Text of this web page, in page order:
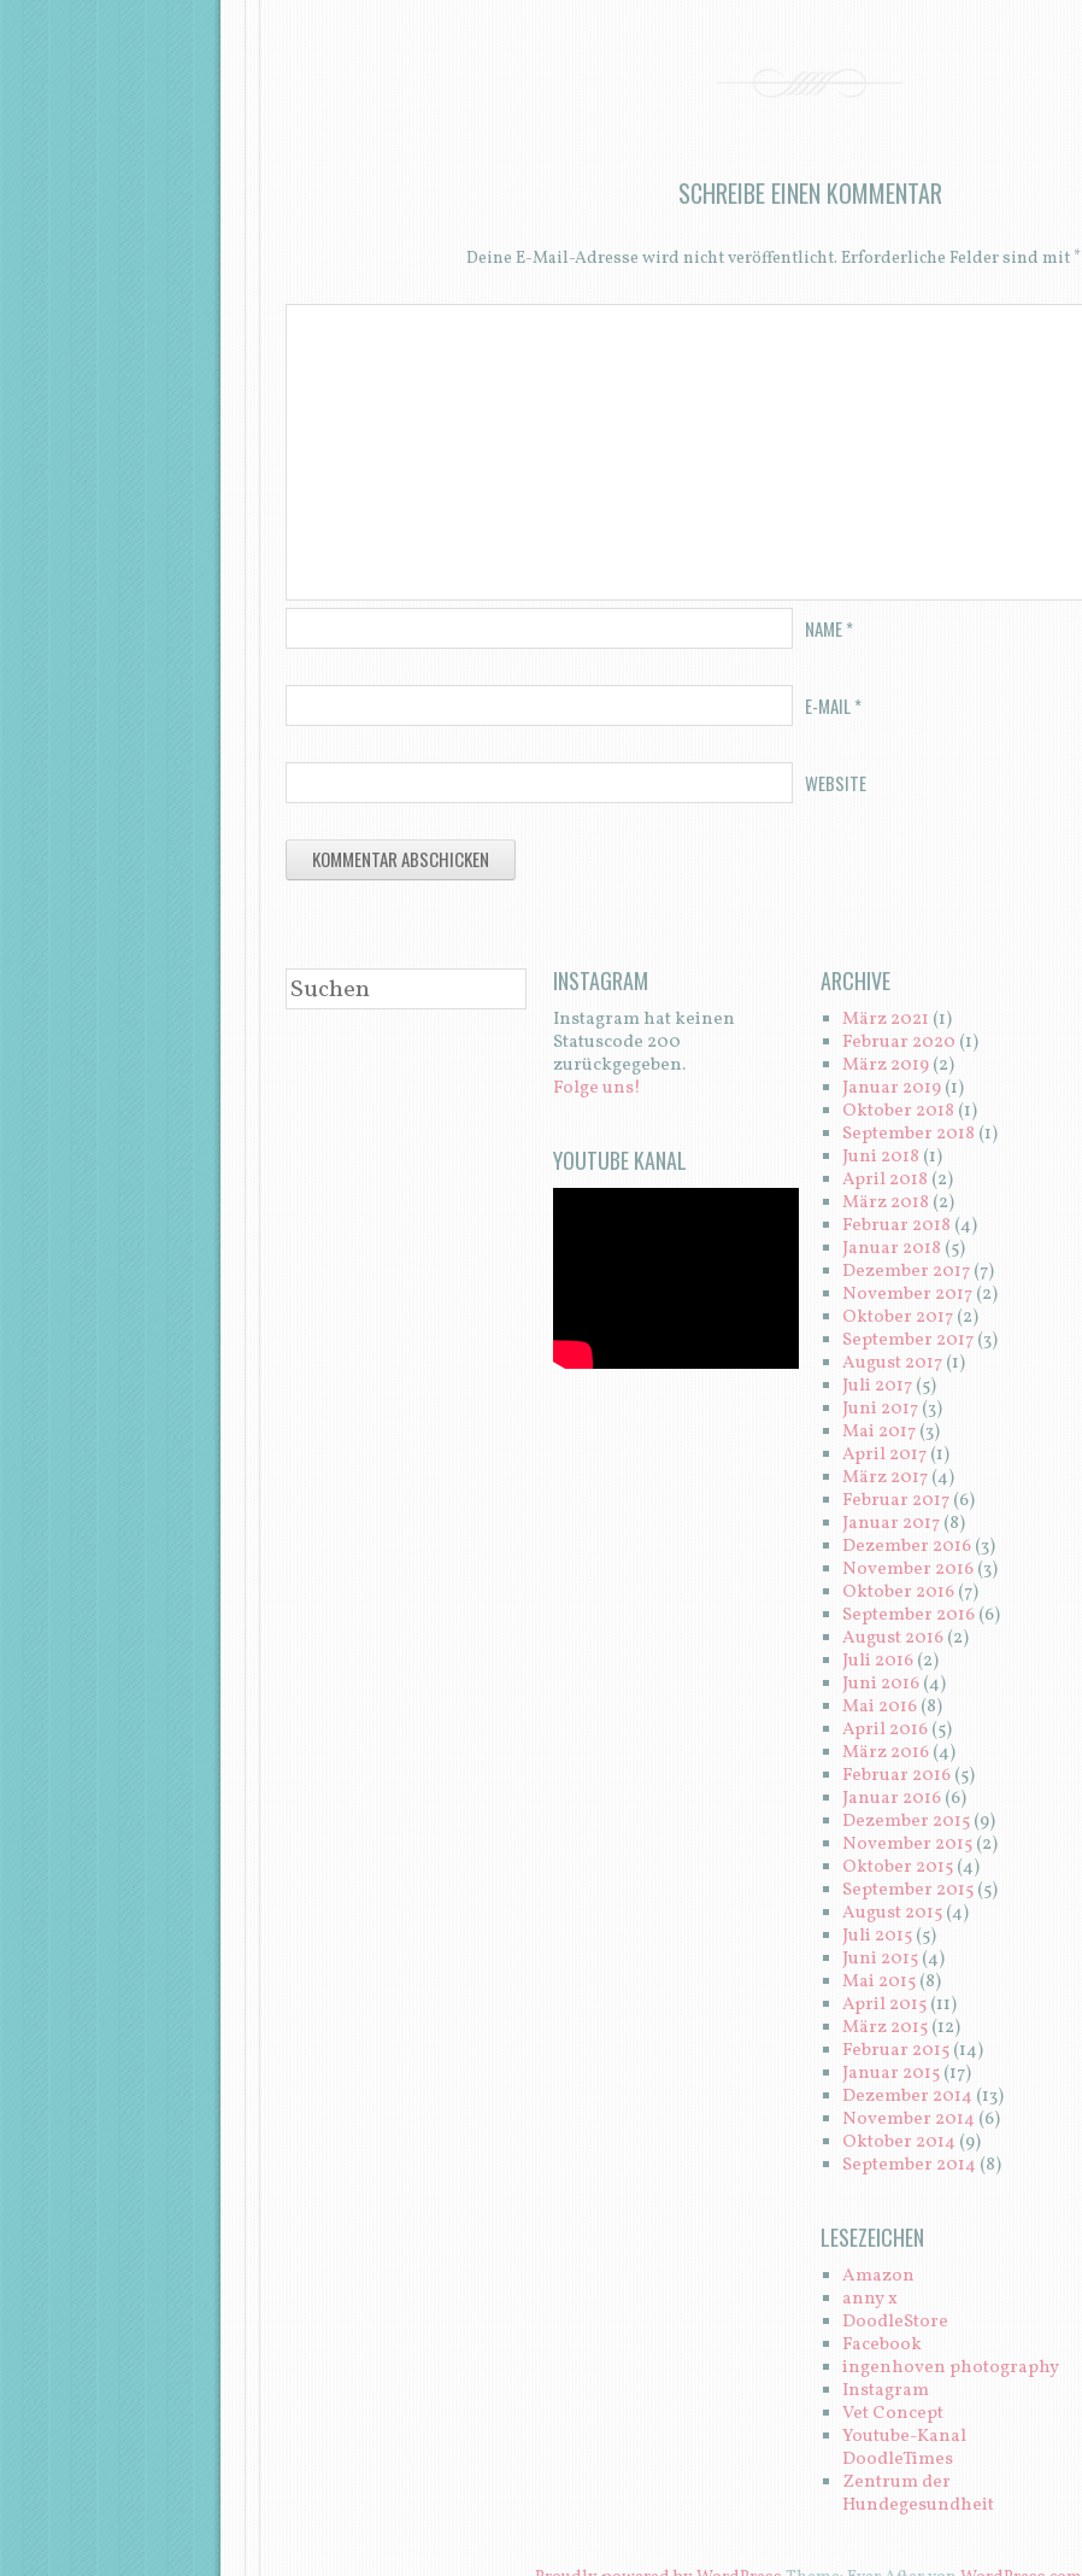
SCHREIBE EINEN KOMMENTAR
Deine E-Mail-Adresse wird nicht veröffentlicht. Erforderliche Felder sind mit *
NAME*
E-MAIL *
WEBSITE
SUCHEN INSTAGRAM
Instagram hat keinen
Statuscode 200
zurückgegeben.
Folge uns!
YOUTUBE KANAL
ARCHIVE
März 2021 (1)
Februar 2020 (1)
März 2019(2)
Januar 2019(1)
Oktober 2018 (1)
September 2018 (1)
Juni 2018 (1)
April 2018 (2)
März 2018 (2)
Februar 2018 (4)
Januar 2018 (5)
Dezember 2017(7)
November 2017(2)
Oktober 2017(2)
September 2017(3)
August 2017(1)
Juli 2017(5)
Juni 2017(3)
Mai 2017(3)
April 2017(1)
März 2017(4)
Februar 2017(6)
Januar 2017(8)
Dezember 2016(3)
November 2016(3)
Oktober 2016(7)
September 2016(6)
August 2016(2)
Juli 2016(2)
Juni 2016(4)
Mai 2016(8)
April 2016(5)
März 2016(4)
Februar 2016(5)
Januar 2016(6)
Dezember 2015(9)
November 2015(2)
Oktober 2015(4)
September 2015(5)
August 2015(4)
Juli 2015(5)
Juni 2015(4)
Mai 2015(8)
April 2015(11)
März 2015(12)
Februar 2015(14)
Januar 2015(17)
Dezember 2014 (13)
November 2014 (6)
Oktober 2014 (9)
September 2014 (8)
LESEZEICHEN
Amazon
anny x
DoodleStore
Facebook
ingenhoven photography
Instagram
Vet Concept
Youtube-Kanal
DoodleTimes
Zentrum der
Hundegesundheit